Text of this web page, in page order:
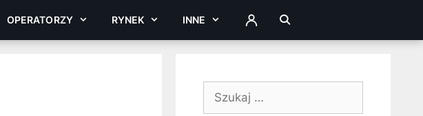
OPERATORZY RYNEK INNE ZALOGUJ
Szukaj: